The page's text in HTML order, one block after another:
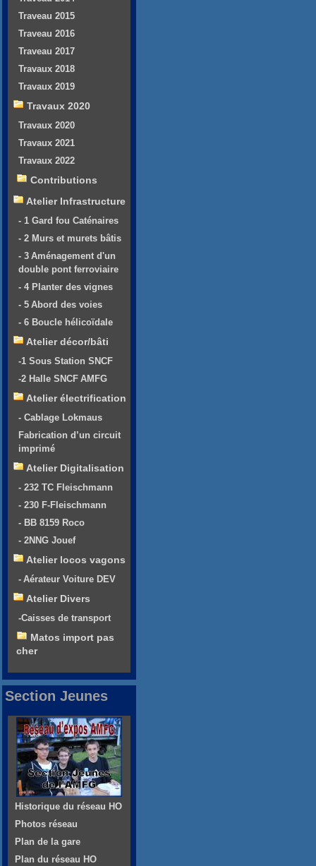
Traveau 2015
Traveau 2016
Traveau 2017
Travaux 2018
Travaux 2019
Travaux 2020
Travaux 2020
Travaux 2021
Travaux 2022
Contributions
Atelier Infrastructure
- 1 Gard fou Caténaires
- 2 Murs et murets bâtis
- 3 Aménagement d'un
double pont ferroviaire
- 4 Planter des vignes
- 5 Abord des voies
- 6 Boucle hélicoïdale
Atelier décor/bâti
-1 Sous Station SNCF
-2 Halle SNCF AMFG
Atelier électrification
- Cablage Lokmaus
Fabrication d’un circuit
imprimé
Atelier Digitalisation
- 232 TC Fleischmann
- 230 F-Fleischmann
- BB 8159 Roco
- 2NNG Jouef
Atelier locos vagons
- Aérateur Voiture DEV
Atelier Divers
-Caisses de transport
Matos import pas
cher
Section Jeunes
Historique du réseau HO
Photos réseau
Plan de la gare
Plan du réseau HO